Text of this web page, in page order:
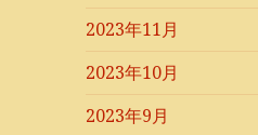
2023年11月
2023年10月
2023年9月